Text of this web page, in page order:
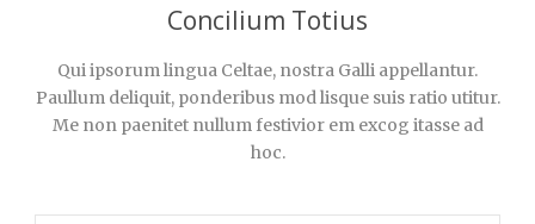
Concilium Totius
Qui ipsorum lingua Celtae, nostra Galli appellantur.
Paullum deliquit, ponderibus mod lisque suis ratio utitur.
Me non paenitet nullum festivior em excog itasse ad
hoc.